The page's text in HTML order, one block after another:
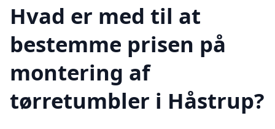
Hvad er med til at
bestemme prisen på
montering af
tørretumbler i Håstrup?